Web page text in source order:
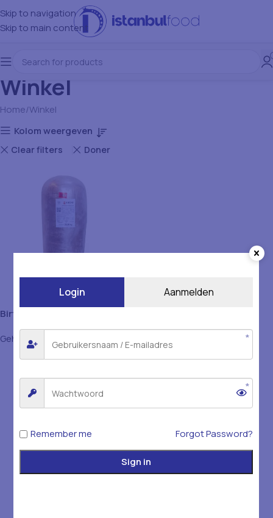
Skip to navigation
Skip to main content
Winkel
Home Winkel
Kolom weergeven
Clear filters Doner
Birtat 22A Kiyma
Gehakte Döner
Login Aanmelden
Remember me Forgot Password?
Sign in